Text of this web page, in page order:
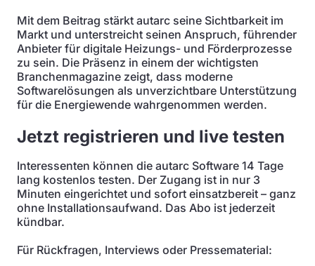
Mit dem Beitrag stärkt autarc seine Sichtbarkeit im
Markt und unterstreicht seinen Anspruch, führender
Anbieter für digitale Heizungs- und Förderprozesse
zu sein. Die Präsenz in einem der wichtigsten
Branchenmagazine zeigt, dass moderne
Softwarelösungen als unverzichtbare Unterstützung
für die Energiewende wahrgenommen werden.
Jetzt registrieren und live testen
Interessenten können die autarc Software 14 Tage
lang kostenlos testen. Der Zugang ist in nur 3
Minuten eingerichtet und sofort einsatzbereit – ganz
ohne Installationsaufwand. Das Abo ist jederzeit
kündbar.
Für Rückfragen, Interviews oder Pressematerial: